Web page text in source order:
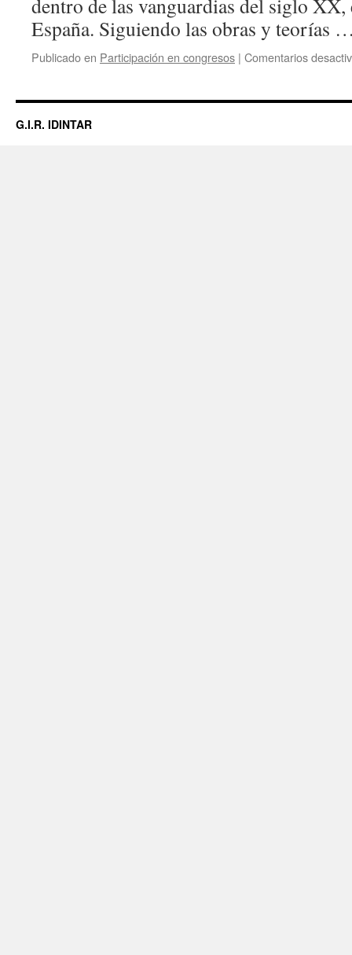
dentro de las vanguardias del siglo XX,
España. Siguiendo las obras y teorías
Publicado en Participación en congresos | Comentarios
G.I.R. IDINTAR